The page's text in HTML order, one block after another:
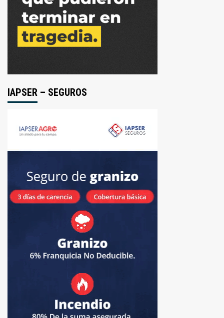
IAPSER – SEGUROS